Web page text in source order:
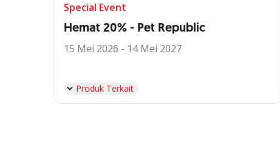
Special Event
Hemat 20% - Pet Republic
15 Mei 2026 - 14 Mei 2027
Produk Terkait